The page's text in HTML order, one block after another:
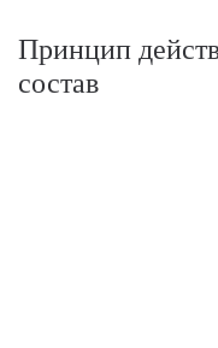
Принцип
состав